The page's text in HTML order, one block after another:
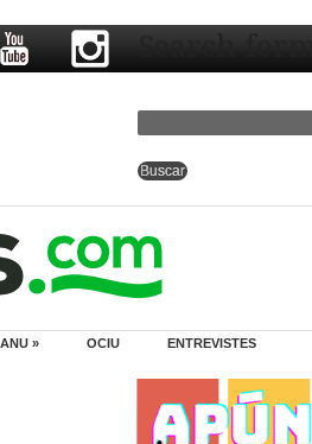
Search form
» OCIU ENTREVISTES